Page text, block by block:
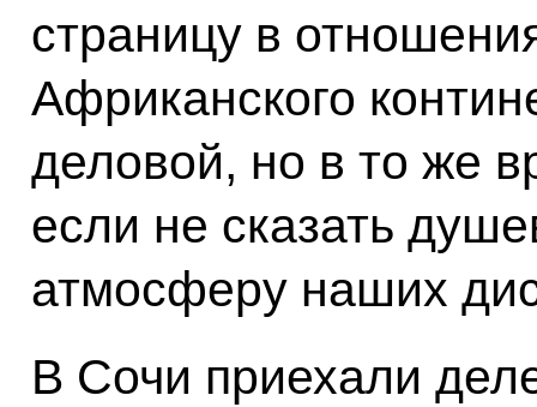
страницу в
Африканского
деловой, но в то же
если не сказать
атмосферу наших
В Сочи приехали